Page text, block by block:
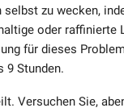
selbst zu wecken,
oder raffinierte
für dieses
9 Stunden.
Versuchen Sie,